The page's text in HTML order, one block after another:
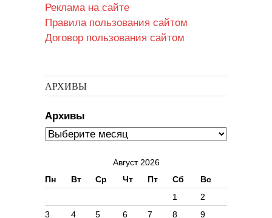
Реклама на сайте
Правила пользования сайтом
Договор пользования сайтом
АРХИВЫ
Архивы
Август 2026
Пн
Вт Ср Чт Пт Сб
Вс
1
2
3
4 5 6 7 8 9